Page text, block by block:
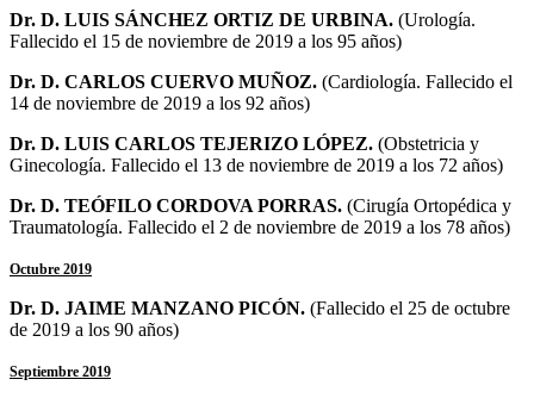
Dr. D. LUIS SÁNCHEZ ORTIZ DE URBINA. (Urología.
Fallecido el 15 de noviembre de 2019 a los 95 años)
Dr. D. CARLOS CUERVO MUÑOZ. (Cardiología. Fallecido el
14 de noviembre de 2019 a los 92 años)
Dr. D. LUIS CARLOS TEJERIZO LÓPEZ. (Obstetricia y
Ginecología. Fallecido el 13 de noviembre de 2019 a los 72 años)
Dr. D. TEÓFILO CORDOVA PORRAS. (Cirugía Ortopédica y
Traumatología. Fallecido el 2 de noviembre de 2019 a los 78 años)
Octubre 2019
Dr. D. JAIME MANZANO PICÓN. (Fallecido el 25 de octubre
de 2019 a los 90 años)
Septiembre 2019